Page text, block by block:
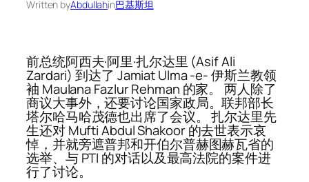
Written byAbdullahin巴基斯坦
前总统阿西夫·阿里·扎尔达里 (Asif Ali
Zardari) 到达了 Jamiat Ulma -e- 伊斯兰教领
袖 Maulana Fazlur Rehman 的家。 两人除了
商议大事外，还要讨论国家政局。联邦部长
塔尔哈马哈茂德也出席了会议。 扎尔达里先
生还对 Mufti Abdul Shakoor 的去世表示哀
悼，并就旁遮普邦和开伯尔普赫图赫瓦省的
选举、与 PTI 的对话以及最高法院的案件进
行了讨论。